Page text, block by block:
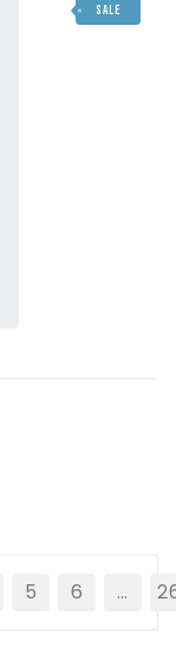
SALE
5 6 …